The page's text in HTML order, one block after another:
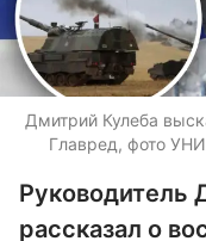
Дмитрий Кулеба
Главред, фото
Руководитель
рассказал о